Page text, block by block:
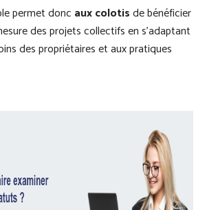
permet donc aux colotisde bénéficier
des projets collectifs en s’adaptant
des propriétaires et aux pratiques